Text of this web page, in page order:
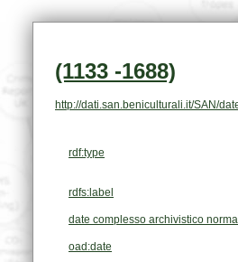
(1133 -1688)
http://dati.san.beniculturali.it/SAN/
rdf:type
rdfs:label
date complesso archivistico normal
oad:date